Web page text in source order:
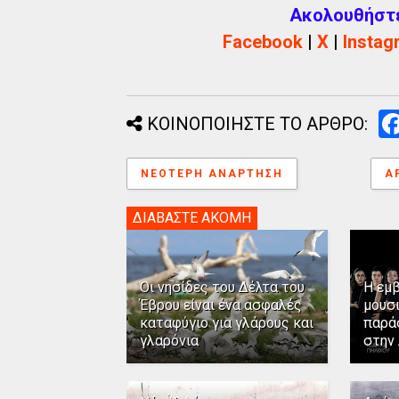
Facebook| X|
ΚΟΙΝΟΠΟΙΗΣΤΕ ΤΟ ΑΡΘΡΟ:
ΝΕΌΤΕΡΗ ΑΝΆΡΤΗΣΗ
ΔΙΑΒΑΣΤΕ ΑΚΟΜΗ
Οι νησίδες του Δέλτα του
Έβρου είναι ένα ασφαλές
καταφύγιο για γλάρους και
γλαρόνια
Η
στην